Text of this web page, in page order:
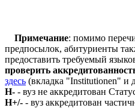
Примечание: помимо
предпосылок, абитуриенты
предоставить требуемый
проверить
здесь (вкладка "Institutionen" и
Н- - вуз не аккредитован
Н+/- - вуз аккредитован